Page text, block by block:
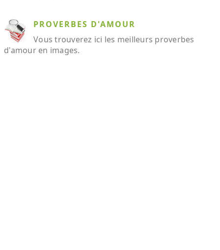
PROVERBES D'AMOUR
Vous trouverez ici les meilleurs proverbes
d'amour en images.